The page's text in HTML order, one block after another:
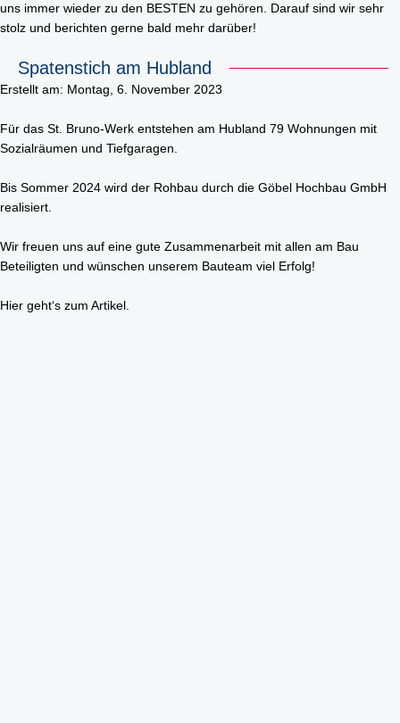
uns immer wieder zu den BESTEN zu gehören. Darauf sind wir sehr
stolz und berichten gerne bald mehr darüber!
Spatenstich am Hubland
Erstellt am: Montag, 6. November 2023
Für das St. Bruno-Werk entstehen am Hubland 79 Wohnungen mit
Sozialräumen und Tiefgaragen.
Bis Sommer 2024 wird der Rohbau durch die Göbel Hochbau GmbH
realisiert.
Wir freuen uns auf eine gute Zusammenarbeit mit allen am Bau
Beteiligten und wünschen unserem Bauteam viel Erfolg!
Hier geht‘s zum Artikel.